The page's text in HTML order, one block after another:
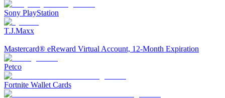
Sony PlayStation
T.J.Maxx
Mastercard® eReward Virtual Account, 12-Month Expiration
Petco
Fortnite Wallet Cards